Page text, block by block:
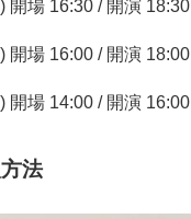
) 開場 16:30 / 開演 18:30
) 開場 16:00 / 開演 18:00
) 開場 14:00 / 開演 16:00
法